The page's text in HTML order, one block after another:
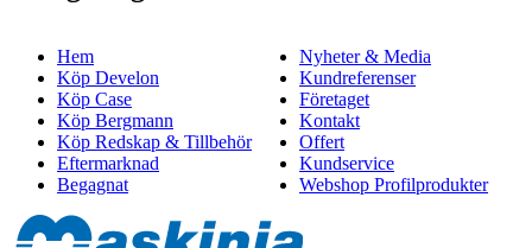
Hem
Köp Develon
Köp Case
Köp Bergmann
Köp Redskap & Tillbehör
Eftermarknad
Begagnat
Nyheter & Media
Kundreferenser
Företaget
Kontakt
Offert
Kundservice
Webshop Profilprodukter